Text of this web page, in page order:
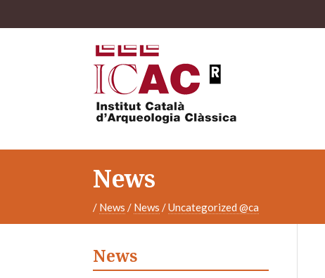
News
/ News / News /Uncategorized @ca
News